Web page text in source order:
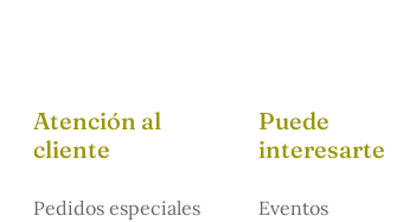
Atención al
cliente
Pedidos especiales
Puede
interesarte
Eventos